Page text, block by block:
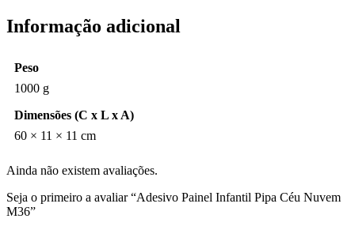
Informação adicional
Peso
1000 g
Dimensões (C x L x A)
60 × 11 × 11 cm
Ainda não existem avaliações.
Seja o primeiro a avaliar “Adesivo Painel Infantil Pipa Céu Nuvem
M36”